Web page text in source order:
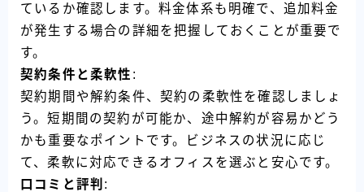
ているか確認します。料金体系も明確で、追加料金
が発生する場合の詳細を把握しておくことが重要で
す。
契約条件と柔軟性 :
契約期間や解約条件、契約の柔軟性を確認しましょ
う。短期間の契約が可能か、途中解約が容易かどう
かも重要なポイントです。ビジネスの状況に応じ
て、柔軟に対応できるオフィスを選ぶと安心です。
口コミと評判 :